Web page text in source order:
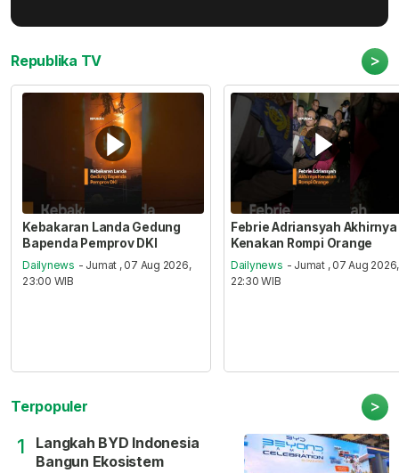
Republika TV >
Kebakaran Landa Gedung
Bapenda Pemprov DKI
Dailynews - Jumat , 07 Aug 2026,
23:00 WIB
Febrie Adriansyah Akhirnya
Kenakan Rompi Orange
Dailynews - Jumat , 07 Aug 2026,
22:30 WIB
Terpopuler >
1
Langkah BYD Indonesia
Bangun Ekosistem